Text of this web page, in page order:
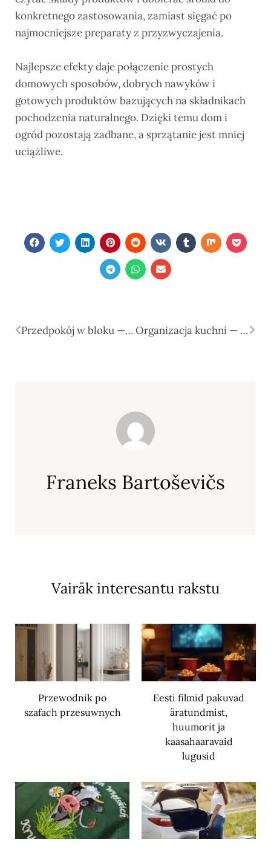
konkretnego zastosowania, zamiast sięgać po
najmocniejsze preparaty z przyzwyczajenia.
Najlepsze efekty daje połączenie prostych
domowych sposobów, dobrych nawyków i
gotowych produktów bazujących na składnikach
pochodzenia naturalnego. Dzięki temu dom i
ogród pozostają zadbane, a sprzątanie jest mniej
uciążliwe.
Przedpokój w bloku — przechowywanie, światło i pierwsze wrażenie Organizacja kuchni — mniej chaosu, szybsze gotowanie i wygoda na co dzień
Franeks Bartoševičs
Vairāk interesantu rakstu
Przewodnik po
szafach przesuwnych
Eesti filmid pakuvad
äratundmist,
huumorit ja
kaasahaaravaid
lugusid